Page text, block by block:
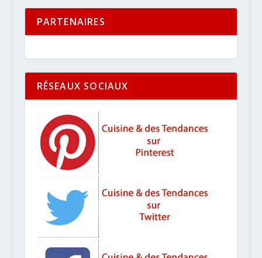
PARTENAIRES
RÉSEAUX SOCIAUX